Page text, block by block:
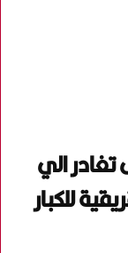
الي
للكبار